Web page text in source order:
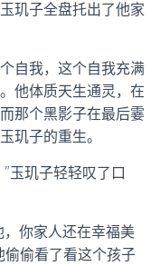
玑子全盘托出了他家
自我，这个自我充满
他体质天生通灵，在
那个黑影子在最后霎
玑子的重生。
玉玑子轻轻叹了口
，你家人还在幸福美
偷偷看了看这个孩子